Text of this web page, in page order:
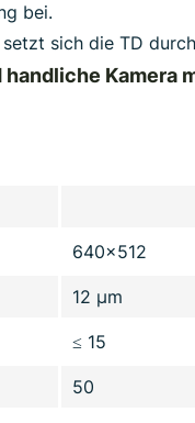
bei.
sich die TD
Kamera
640x512
12 µm
≤ 15
50